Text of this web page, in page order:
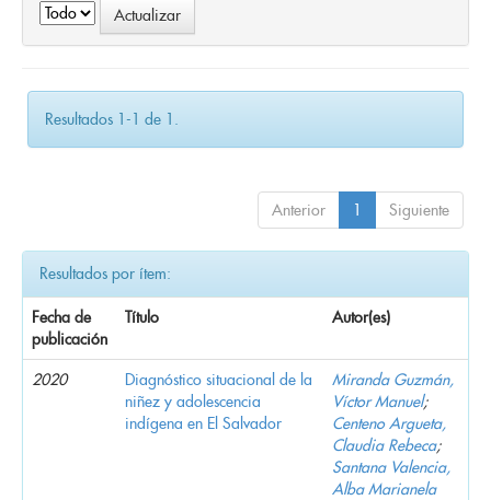
Resultados 1-1 de 1.
Anterior 1 Siguiente
Resultados por ítem:
Fecha de
publicación
Título Autor(es)
2020
Diagnóstico situacional de la
niñez y adolescencia
indígena en El Salvador
Miranda Guzmán,
Víctor Manuel;
Centeno Argueta,
Claudia Rebeca;
Santana Valencia,
Alba Marianela